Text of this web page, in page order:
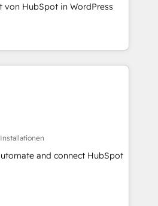
von HubSpot in WordPress
Installationen
and connect HubSpot